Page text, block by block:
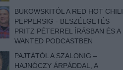
BUKOWSKITÓL A RED HOT CHILI
PEPPERSIG - BESZÉLGETÉS
PRITZ PÉTERREL ÍRÁSBAN ÉS A
WANTED PODCASTBEN
PAJTÁTÓL A SZALONIG –
HAJNÓCZY ÁRPÁDDAL, A